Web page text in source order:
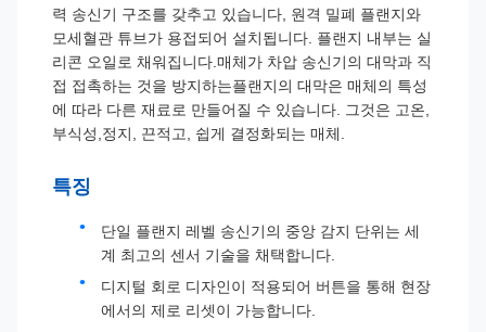
력 송신기 구조를 갖추고 있습니다, 원격 밀폐 플랜지와
모세혈관 튜브가 용접되어 설치됩니다. 플랜지 내부는 실
리콘 오일로 채워집니다.매체가 차압 송신기의 대막과 직
접 접촉하는 것을 방지하는플랜지의 대막은 매체의 특성
에 따라 다른 재료로 만들어질 수 있습니다. 그것은 고온,
부식성,정지, 끈적고, 쉽게 결정화되는 매체.
특징
단일 플랜지 레벨 송신기의 중앙 감지 단위는 세
계 최고의 센서 기술을 채택합니다.
디지털 회로 디자인이 적용되어 버튼을 통해 현장
에서의 제로 리셋이 가능합니다.